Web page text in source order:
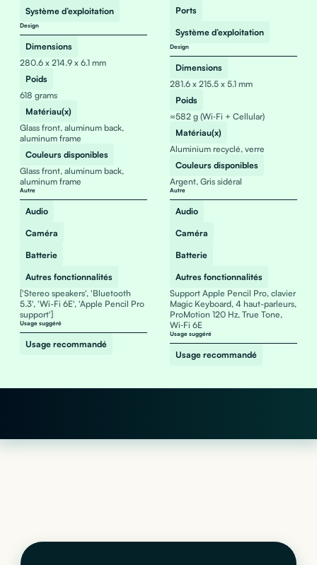
Système d’exploitation
Design
Dimensions
280.6 x 214.9 x 6.1 mm
Poids
618 grams
Matériau(x)
Glass front, aluminum back,
aluminum frame
Couleurs disponibles
Glass front, aluminum back,
aluminum frame
Autre
Audio
Caméra
Batterie
Autres fonctionnalités
['Stereo speakers', 'Bluetooth
5.3', 'Wi-Fi 6E', 'Apple Pencil Pro
support']
Usage suggéré
Usage recommandé
Ports
Système d’exploitation
Design
Dimensions
281.6 x 215.5 x 5.1 mm
Poids
≈582 g (Wi‑Fi + Cellular)
Matériau(x)
Aluminium recyclé, verre
Couleurs disponibles
Argent, Gris sidéral
Autre
Audio
Caméra
Batterie
Autres fonctionnalités
Support Apple Pencil Pro, clavier
Magic Keyboard, 4 haut-parleurs,
ProMotion 120 Hz, True Tone,
Wi‑Fi 6E
Usage suggéré
Usage recommandé